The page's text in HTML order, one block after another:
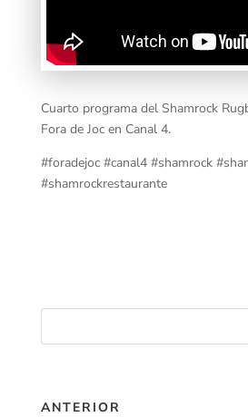
Cuarto programa del Shamrock
Fora de Joc en Canal 4.
#foradejoc #canal4 #shamrock
#shamrockrestaurante
ANTERIOR